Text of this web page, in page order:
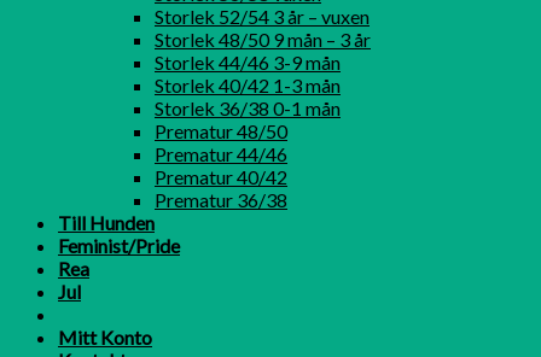
Storlek 52/54 3 år – vuxen
Storlek 48/50 9 mån – 3 år
Storlek 44/46 3-9 mån
Storlek 40/42 1-3 mån
Storlek 36/38 0-1 mån
Prematur 48/50
Prematur 44/46
Prematur 40/42
Prematur 36/38
Till Hunden
Feminist/Pride
Rea
Jul
Mitt Konto